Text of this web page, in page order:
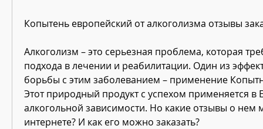
Копытень европейский от алкоголизма отзывы
Алкоголизм – это серьезная проблема, которая
подхода в лечении и реабилитации. Один из
борьбы с этим заболеванием – применение
Этот природный продукт с успехом применяется в
алкогольной зависимости. Но какие отзывы о нем
интернете? И как его можно заказать?